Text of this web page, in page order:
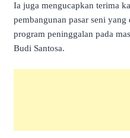
Ia juga mengucapkan terima
pembangunan pasar seni yang
program peninggalan pada
Budi Santosa.